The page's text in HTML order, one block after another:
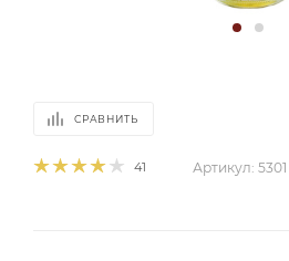
СРАВНИТЬ
41 Артикул: 5301